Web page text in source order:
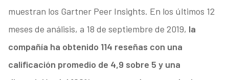
muestran los Gartner Peer Insights. En los últimos 12
meses de análisis, a 18 de septiembre de 2019, la
compañía ha obtenido 114 reseñas con una
calificación promedio de 4,9 sobre 5 y una